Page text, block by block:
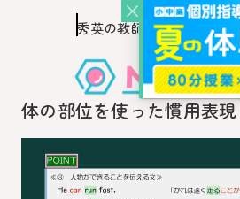
このページの本文
秀英の教師を知
秀英の教師から教わるウ
体の部位を使った慣用表現